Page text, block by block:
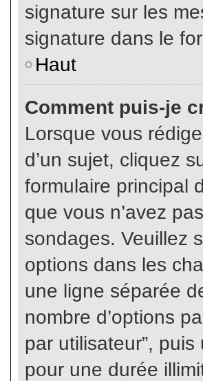
signature sur les
signature dans le
Haut
Comment puis-je
Lorsque vous
d’un sujet, cliquez
formulaire principal
que vous n’avez
sondages. Veuillez
options dans les
une ligne séparée
nombre d’options
par utilisateur”,
pour une durée